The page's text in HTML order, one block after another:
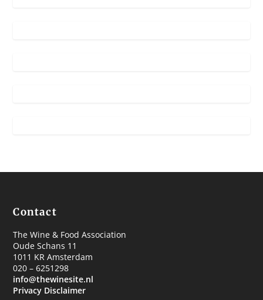
Contact
The Wine & Food Association
Oude Schans 11
1011 KR Amsterdam
020 – 6251298
info@thewinesite.nl
Privacy Disclaimer